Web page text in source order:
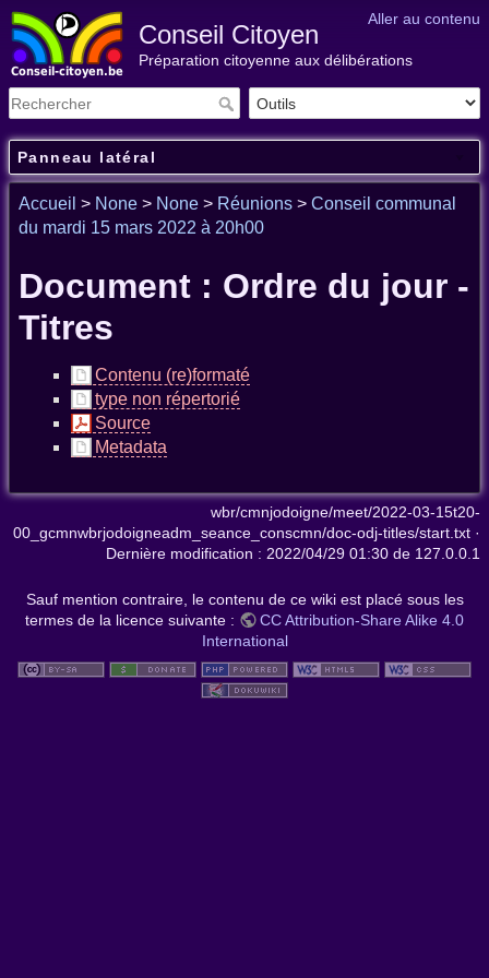
Aller au contenu
Conseil Citoyen
Préparation citoyenne aux délibérations
Panneau latéral
Accueil > None > None > Réunions > Conseil communal
du mardi 15 mars 2022 à 20h00
Document : Ordre du jour -
Titres
Contenu (re)formaté
type non répertorié
Source
Metadata
wbr/cmnjodoigne/meet/2022-03-15t20-
00_gcmnwbrjodoigneadm_seance_conscmn/doc-odj-titles/start.txt ·
Dernière modification : 2022/04/29 01:30 de 127.0.0.1
Sauf mention contraire, le contenu de ce wiki est placé sous les
termes de la licence suivante :
CC Attribution-Share Alike 4.0
International